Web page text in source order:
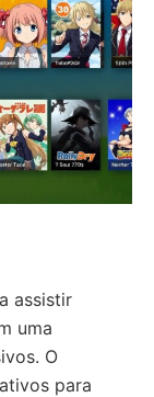
assistir
uma
O
para